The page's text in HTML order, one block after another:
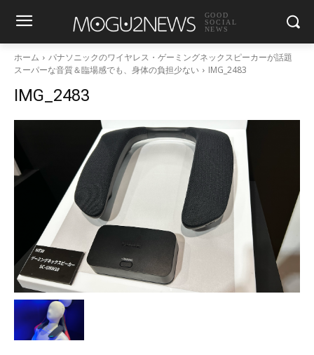
GOOD
SOCIAL
NEWS
ホーム
パナソニックのワイヤレス・ゲーミングネックスピーカーが話題
スーパーな音質＆臨場感でも、身体の負担少ない
IMG_2483
IMG_2483